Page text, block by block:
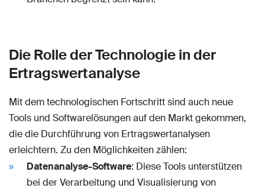
Die Rolle der Technologie in der
Ertragswertanalyse
Mit dem technologischen Fortschritt sind auch neue
Tools und Softwarelösungen auf den Markt gekommen,
die die Durchführung von Ertragswertanalysen
erleichtern. Zu den Möglichkeiten zählen:
Datenanalyse-Software: Diese Tools unterstützen
bei der Verarbeitung und Visualisierung von